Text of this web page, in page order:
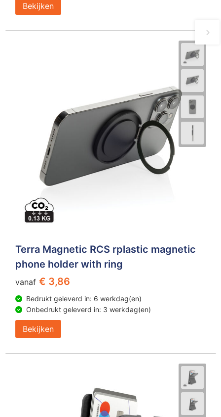
Bekijken
Terra Magnetic RCS rplastic magnetic
phone holder with ring
vanaf € 3,86
Bedrukt geleverd in: 6 werkdag(en)
Onbedrukt geleverd in: 3 werkdag(en)
Bekijken